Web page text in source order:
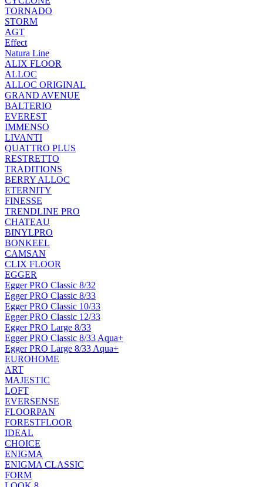
TORNADO
STORM
AGT
Effect
Natura Line
ALIX FLOOR
ALLOC
ALLOC ORIGINAL
GRAND AVENUE
BALTERIO
EVEREST
IMMENSO
LIVANTI
QUATTRO PLUS
RESTRETTO
TRADITIONS
BERRY ALLOC
ETERNITY
FINESSE
TRENDLINE PRO
CHATEAU
BINYLPRO
BONKEEL
CAMSAN
CLIX FLOOR
EGGER
Egger PRO Classic 8/32
Egger PRO Classic 8/33
Egger PRO Classic 10/33
Egger PRO Classic 12/33
Egger PRO Large 8/33
Egger PRO Classic 8/33 Aqua+
Egger PRO Large 8/33 Aqua+
EUROHOME
ART
MAJESTIC
LOFT
EVERSENSE
FLOORPAN
FORESTFLOOR
IDEAL
CHOICE
ENIGMA
ENIGMA CLASSIC
FORM